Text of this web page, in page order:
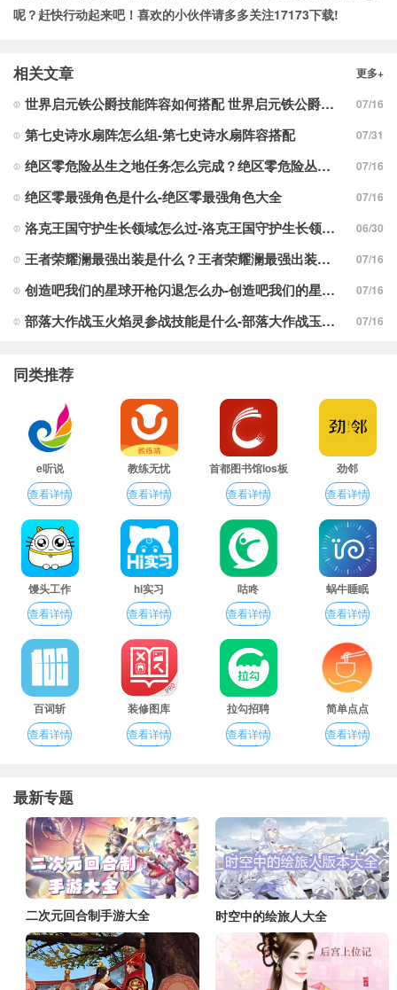
呢？赶快行动起来吧！喜欢的小伙伴请多多关注17173下载!
相关文章 更多+
世界启元铁公爵技能阵容如何搭配 世界启元铁公爵技能阵容搭配合集 07/16
第七史诗水扇阵怎么组-第七史诗水扇阵容搭配 07/31
绝区零危险丛生之地任务怎么完成？绝区零危险丛生之地任务完成攻略 07/16
绝区零最强角色是什么-绝区零最强角色大全 07/16
洛克王国守护生长领域怎么过-洛克王国守护生长领域通关攻略 06/30
王者荣耀澜最强出装是什么？王者荣耀澜最强出装分享 07/16
创造吧我们的星球开枪闪退怎么办-创造吧我们的星球开枪闪退合集 07/16
部落大作战玉火焰灵参战技能是什么-部落大作战玉火焰灵参战技能合集 07/16
同类推荐
e听说
查看详情
教练无忧
查看详情
首都图书馆ios板
查看详情
劲邻
查看详情
馒头工作
查看详情
hi实习
查看详情
咕咚
查看详情
蜗牛睡眠
查看详情
百词斩
查看详情
装修图库
查看详情
拉勾招聘
查看详情
简单点点
查看详情
最新专题
二次元回合制手游大全 时空中的绘旅人大全